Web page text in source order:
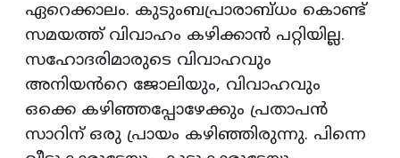
ഏറെക്കാലം. കുടുംബപ്രാരാബ്ധം കൊണ്ട്
സമയത്ത് വിവാഹം കഴിക്കാന്‍ പറ്റിയില്ല.
സഹോദരിമാരുടെ വിവാഹവും
അനിയൻറെ ജോലിയും, വിവാഹവും
ഒക്കെ കഴിഞ്ഞപ്പോഴേക്കും പ്രതാപൻ
സാറിന് ഒരു പ്രായം കഴിഞ്ഞിരുന്നു. പിന്നെ